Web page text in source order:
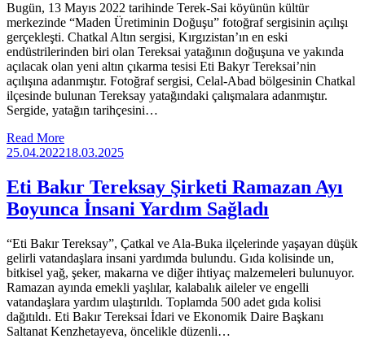
Bugün, 13 Mayıs 2022 tarihinde Terek-Sai köyünün kültür
merkezinde “Maden Üretiminin Doğuşu” fotoğraf sergisinin açılışı
gerçekleşti. Chatkal Altın sergisi, Kırgızistan’ın en eski
endüstrilerinden biri olan Tereksai yatağının doğuşuna ve yakında
açılacak olan yeni altın çıkarma tesisi Eti Bakyr Tereksai’nin
açılışına adanmıştır. Fotoğraf sergisi, Celal-Abad bölgesinin Chatkal
ilçesinde bulunan Tereksay yatağındaki çalışmalara adanmıştır.
Sergide, yatağın tarihçesini…
Read More
25.04.202218.03.2025
Eti Bakır Tereksay Şirketi Ramazan Ayı
Boyunca İnsani Yardım Sağladı
“Eti Bakır Tereksay”, Çatkal ve Ala-Buka ilçelerinde yaşayan düşük
gelirli vatandaşlara insani yardımda bulundu. Gıda kolisinde un,
bitkisel yağ, şeker, makarna ve diğer ihtiyaç malzemeleri bulunuyor.
Ramazan ayında emekli yaşlılar, kalabalık aileler ve engelli
vatandaşlara yardım ulaştırıldı. Toplamda 500 adet gıda kolisi
dağıtıldı. Eti Bakır Tereksai İdari ve Ekonomik Daire Başkanı
Saltanat Kenzhetayeva, öncelikle düzenli…